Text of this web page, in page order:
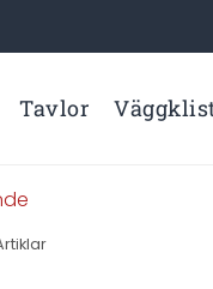
Tavlor